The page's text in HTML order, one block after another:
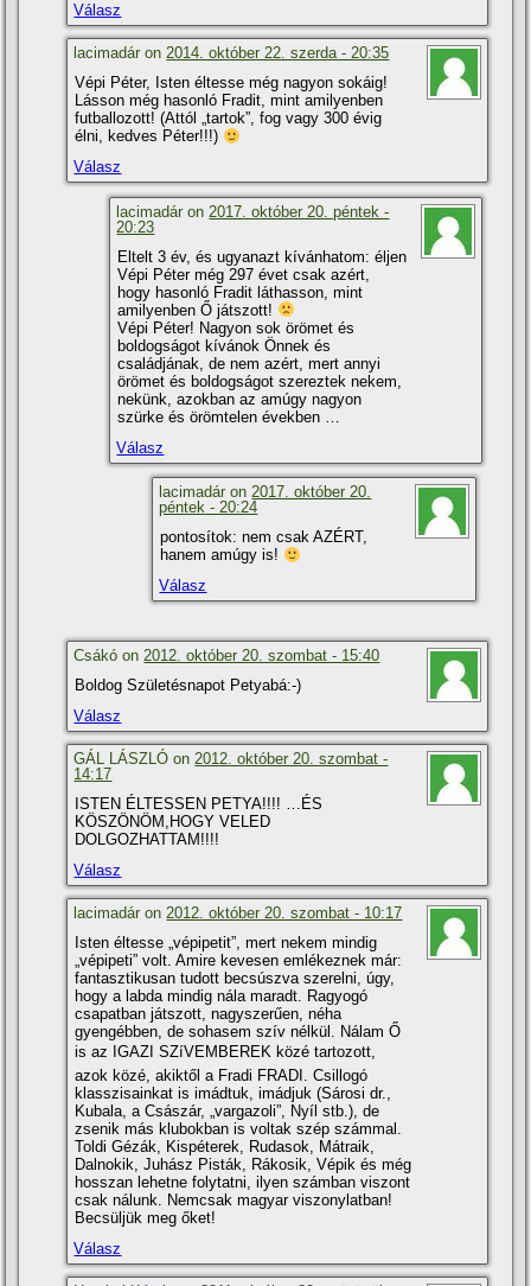
Válasz
lacimadár on2014. október 22. szerda - 20:35
Vépi Péter, Isten éltesse még nagyon sokáig!
Lásson még hasonló Fradit, mint amilyenben
futballozott! (Attól „tartok”, fog vagy 300 évig
élni, kedves Péter!!!)
Válasz
lacimadár on 2017. október 20. péntek -
20:23
Eltelt 3 év, és ugyanazt kí­vánhatom: éljen
Vépi Péter még 297 évet csak azért,
hogy hasonló Fradit láthasson, mint
amilyenben Ő játszott!
Vépi Péter! Nagyon sok örömet és
boldogságot kí­vánok Önnek és
családjának, de nem azért, mert annyi
örömet és boldogságot szereztek nekem,
nekünk, azokban az amúgy nagyon
szürke és örömtelen években …
Válasz
lacimadár on2017. október 20.
péntek - 20:24
pontosí­tok: nem csak AZÉRT,
hanem amúgy is!
Válasz
Csákó on2012. október 20. szombat - 15:40
Boldog Születésnapot Petyabá:-)
Válasz
GÁL LÁSZLÓ on2012. október 20. szombat -
14:17
ISTEN ÉLTESSEN PETYA!!!! …ÉS
KÖSZÖNÖM,HOGY VELED
DOLGOZHATTAM!!!!
Válasz
lacimadár on2012. október 20. szombat - 10:17
Isten éltesse „vépipetit”, mert nekem mindig
„vépipeti” volt. Amire kevesen emlékeznek már:
fantasztikusan tudott becsúszva szerelni, úgy,
hogy a labda mindig nála maradt. Ragyogó
csapatban játszott, nagyszerűen, néha
gyengébben, de sohasem szí­v nélkül. Nálam Ő
is az IGAZI SZíVEMBEREK közé tartozott,
azok közé, akiktől a Fradi FRADI. Csillogó
klasszisainkat is imádtuk, imádjuk (Sárosi dr.,
Kubala, a Császár, „vargazoli”, Nyí­l stb.), de
zsenik más klubokban is voltak szép számmal.
Toldi Gézák, Kispéterek, Rudasok, Mátraik,
Dalnokik, Juhász Pisták, Rákosik, Vépik és még
hosszan lehetne folytatni, ilyen számban viszont
csak nálunk. Nemcsak magyar viszonylatban!
Becsüljük meg őket!
Válasz